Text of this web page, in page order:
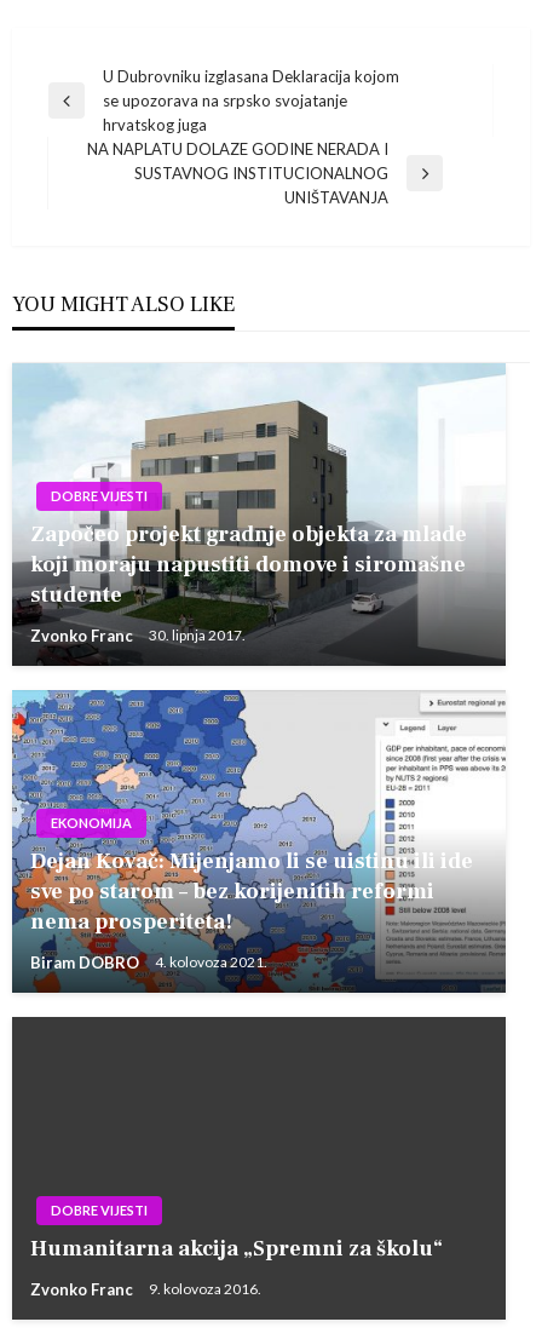
Navigacija
objava
Previous
U Dubrovniku izglasana Deklaracija kojom
se upozorava na srpsko svojatanje
hrvatskog juga
NA NAPLATU DOLAZE GODINE NERADA I
SUSTAVNOG INSTITUCIONALNOG
UNIŠTAVANJA
YOU MIGHT ALSO LIKE
DOBRE VIJESTI
Započeo projekt gradnje objekta za mlade
koji moraju napustiti domove i siromašne
studente
Zvonko Franc 30. lipnja 2017.
EKONOMIJA
Dejan Kovač: Mijenjamo li se uistinu ili ide
sve po starom – bez korijenitih reformi
nema prosperiteta!
Biram DOBRO 4. kolovoza 2021.
DOBRE VIJESTI
Humanitarna akcija „Spremni za školu“
Zvonko Franc 9. kolovoza 2016.